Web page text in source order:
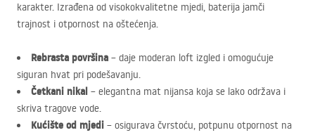
karakter. Izrađena od visokokvalitetne mjedi, baterija jamči
trajnost i otpornost na oštećenja.
Rebrasta površina – daje moderan loft izgled i omogućuje
siguran hvat pri podešavanju.
Četkani nikal – elegantna mat nijansa koja se lako održava i
skriva tragove vode.
Kućište od mjedi – osigurava čvrstoću, potpunu otpornost na